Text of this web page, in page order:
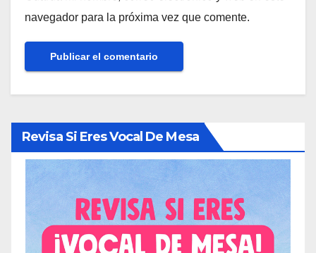
navegador para la próxima vez que comente.
Revisa Si Eres Vocal De Mesa